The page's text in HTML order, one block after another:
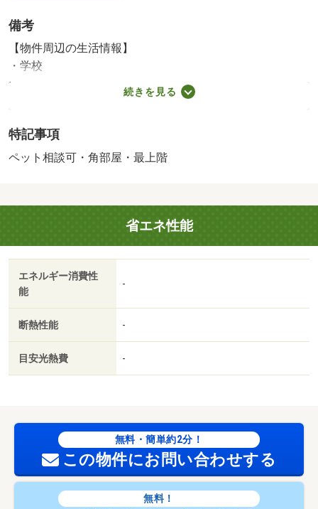
備考
【物件周辺の生活情報】
・学校
西野川小学校（550m）、野川中学校（450m）
施工会社：昭石エンジニアリング
約１３帖とゆとりの空間がございます！◆客間としても重
宝する和室有り！◆リビングと和室は続き間ですので、空
です！◆梅雨時期や花粉の時期などにも便利な浴室乾燥機
付き◆エレベーター２基完備で、移動も楽々です◆不在時
でも荷物の受け取りに便利な宅配ボックス完備【営業時
間 １０：００～１９：００】上記時間はお電話が繋がり
やすくなっております。ぜひお気軽にご連絡下さい！現地
を見学される場合は「室内・現地を見学する（無料）」ボ
ご案内が可能です。【ウィル不動産販売はここが強み】
（１）住宅ローンに精通しており、社内にローン専門部署
があります！（２）施工実績多数のリフォーム部門も社内
国土法届出：不要
続きを見る
特記事項
ペット相談可・角部屋・最上階
省エネ性能
エネルギー消費性
能
-
断熱性能 -
目安光熱費 -
無料・簡単約2分！
この物件にお問い合わせする
無料！